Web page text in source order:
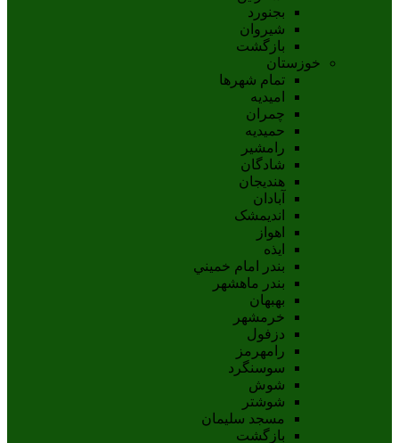
بجنورد
شيروان
بازگشت
خوزستان
تمام شهر‌ها
امیدیه
چمران
حمیدیه
رامشیر
شادگان
هندیجان
آبادان
انديمشک
اهواز
ايذه
بندر امام خميني
بندر ماهشهر
بهبهان
خرمشهر
دزفول
رامهرمز
سوسنگرد
شوش
شوشتر
مسجد سليمان
بازگشت